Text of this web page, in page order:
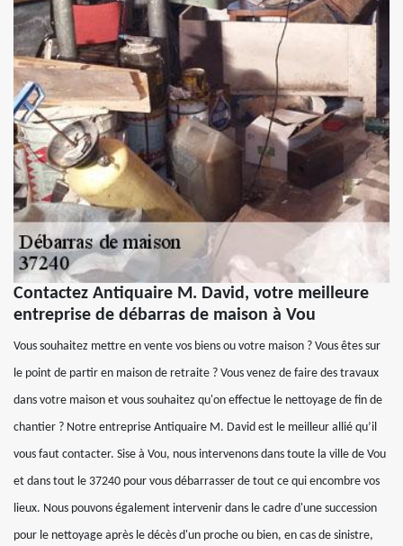
Contactez Antiquaire M. David, votre meilleure
entreprise de débarras de maison à Vou
Vous souhaitez mettre en vente vos biens ou votre maison ? Vous êtes sur
le point de partir en maison de retraite ? Vous venez de faire des travaux
dans votre maison et vous souhaitez qu'on effectue le nettoyage de fin de
chantier ? Notre entreprise Antiquaire M. David est le meilleur allié qu’il
vous faut contacter. Sise à Vou, nous intervenons dans toute la ville de Vou
et dans tout le 37240 pour vous débarrasser de tout ce qui encombre vos
lieux. Nous pouvons également intervenir dans le cadre d'une succession
pour le nettoyage après le décès d'un proche ou bien, en cas de sinistre,